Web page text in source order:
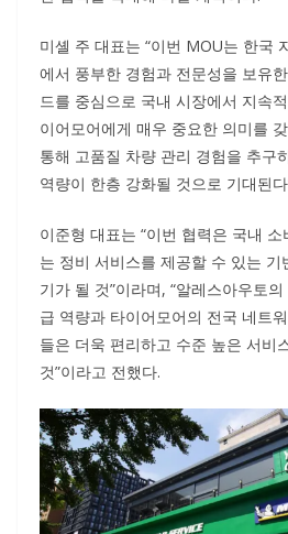
미셸 주 대표는 “이번 MOU는 한국
에서 풍부한 경험과 전문성을 보유
드를 중심으로 국내 시장에서 지속
이어모어에게 매우 중요한 의미를
통해 고품질 차량 관리 경험을 추구
역량이 한층 강화될 것으로 기대된
이준형 대표는 “이번 협력은 국내
는 정비 서비스를 제공할 수 있는 기
기가 될 것”이라며, “알레스아우토
급 역량과 타이어모어의 전국 네트
들은 더욱 편리하고 수준 높은 서비
것”이라고 전했다.